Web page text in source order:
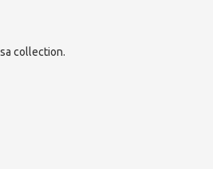
collection.